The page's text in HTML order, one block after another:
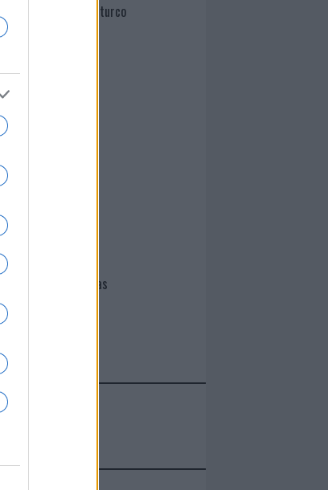
Martina Agostina Diturco
I nostri cari
I nostri cari
Giovannimaria Cabras